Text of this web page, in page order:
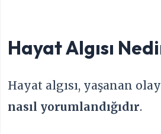
Hayat Algısı
Hayat algısı, yaşanan
nasıl yorumlandığıdır.